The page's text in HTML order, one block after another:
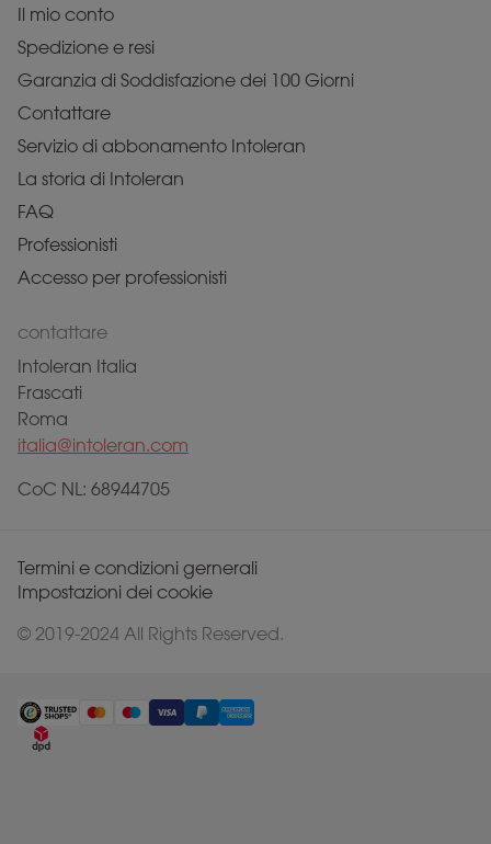
Il mio conto
Spedizione e resi
Garanzia di Soddisfazione dei 100 Giorni
Contattare
Servizio di abbonamento Intoleran
La storia di Intoleran
FAQ
Professionisti
Accesso per professionisti
contattare
Intoleran Italia
Frascati
Roma
italia@intoleran.com
CoC NL: 68944705
© 2019-2024 All Rights Reserved.
Termini e condizioni gernerali
Impostazioni dei cookie